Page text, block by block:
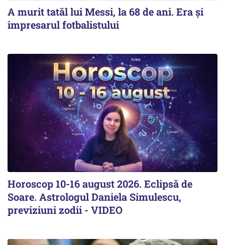
A murit tatăl lui Messi, la 68 de ani. Era și
impresarul fotbalistului
Horoscop 10-16 august 2026. Eclipsă de
Soare. Astrologul Daniela Simulescu,
previziuni zodii - VIDEO